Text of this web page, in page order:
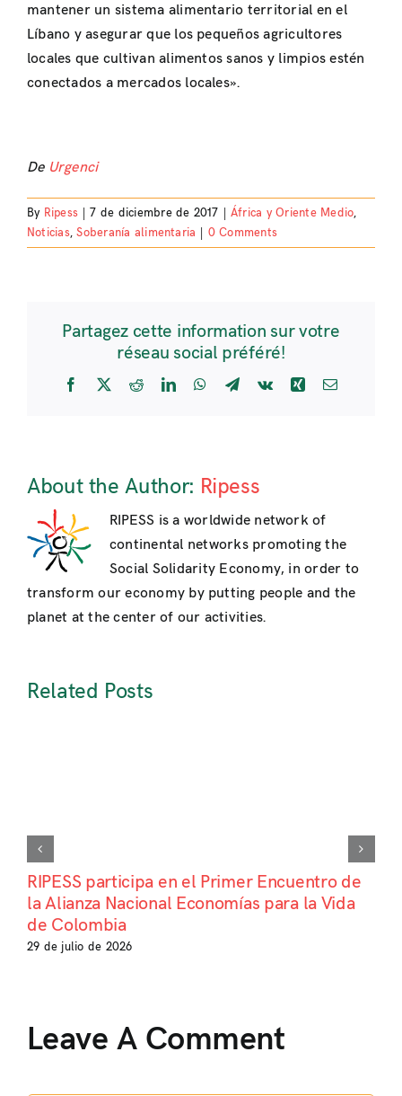
mantener un sistema alimentario territorial en el
Líbano y asegurar que los pequeños agricultores
locales que cultivan alimentos sanos y limpios estén
conectados a mercados locales».
De Urgenci
By Ripess 7 de diciembre de 2017 África y Oriente Medio,
Noticias,Soberanía alimentaria 0 Comments
Partagez cette information sur votre
réseau social préféré!
Facebook
X RedditLinkedInWhatsApp
Telegram
Vk Xing Email
About the Author: Ripess
RIPESS is a worldwide network of
continental networks promoting the
Social Solidarity Economy, in order to
transform our economy by putting people and the
planet at the center of our activities.
Related Posts
RIPESS participa en el Primer Encuentro de
la Alianza Nacional Economías para la Vida
de Colombia
29 de julio de 2026
Leave A Comment